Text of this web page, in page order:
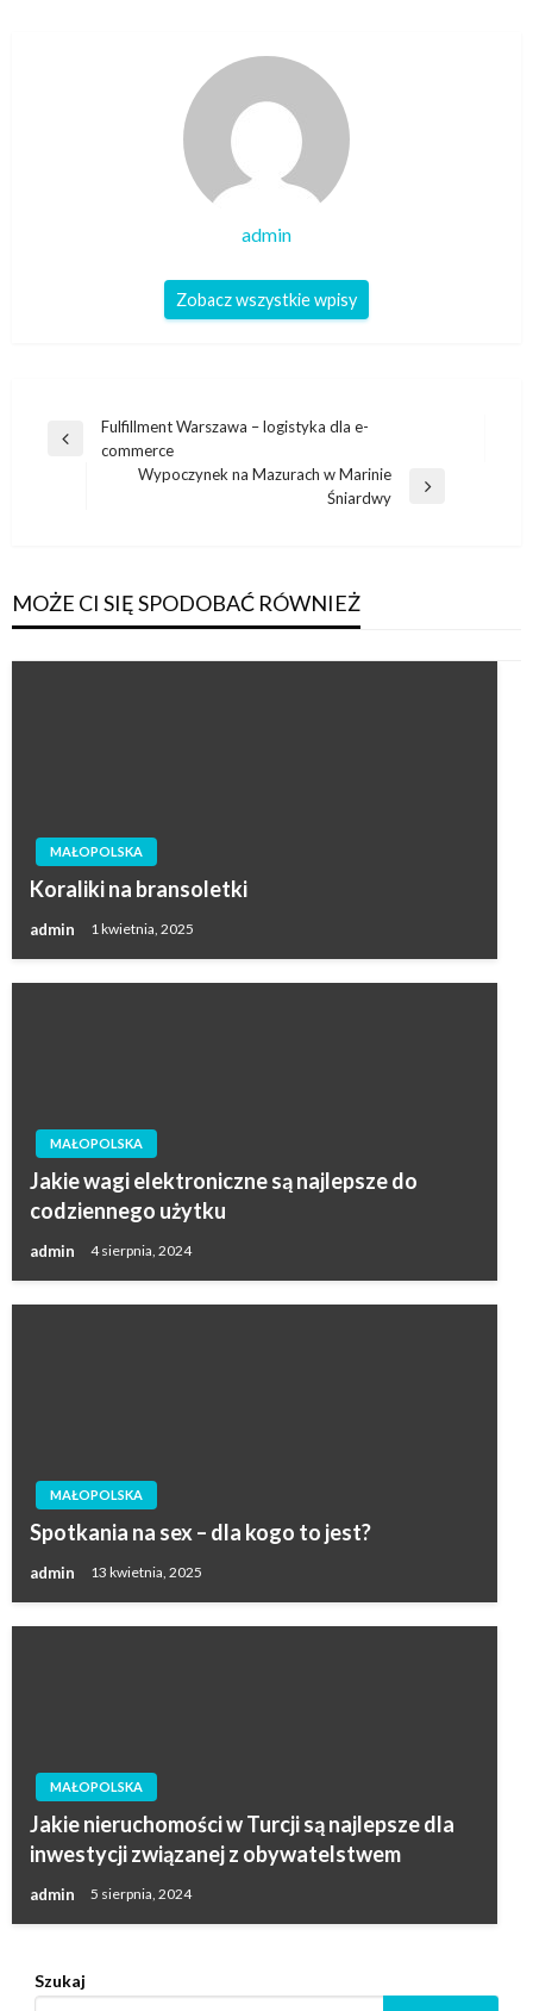
admin
Zobacz wszystkie wpisy
Nawigacja
wpisu
Poprzedni
Fulfillment Warszawa – logistyka dla e-
commerce
Wypoczynek na Mazurach w Marinie
Śniardwy
MOŻE CI SIĘ SPODOBAĆ RÓWNIEŻ
MAŁOPOLSKA
Koraliki na bransoletki
admin 1 kwietnia, 2025
MAŁOPOLSKA
Jakie wagi elektroniczne są najlepsze do
codziennego użytku
admin 4 sierpnia, 2024
MAŁOPOLSKA
Spotkania na sex – dla kogo to jest?
admin 13 kwietnia, 2025
MAŁOPOLSKA
Jakie nieruchomości w Turcji są najlepsze dla
inwestycji związanej z obywatelstwem
admin 5 sierpnia, 2024
Szukaj